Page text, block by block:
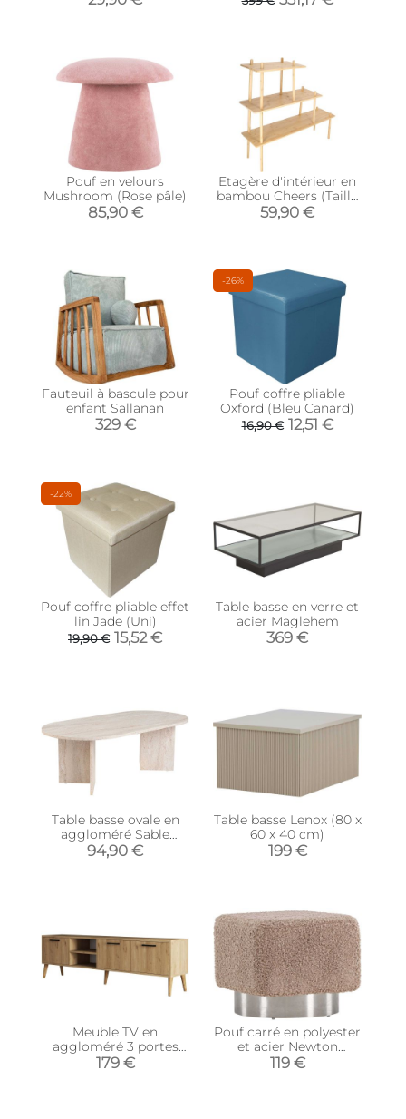
Pouf en velours
Mushroom (Rose pâle)
85,90 €
Etagère d'intérieur en
bambou Cheers (Taille
L)
59,90 €
Fauteuil à bascule pour
enfant Sallanan
329 €
-26%
Pouf coffre pliable
Oxford (Bleu Canard)
16,90 € 12,51 €
-22%
Pouf coffre pliable effet
lin Jade (Uni)
19,90 € 15,52 €
Table basse en verre et
acier Maglehem
369 €
Table basse ovale en
aggloméré Sable
(Marbré Travertine)
94,90 €
Table basse Lenox (80 x
60 x 40 cm)
199 €
Meuble TV en
aggloméré 3 portes
Exxen
179 €
Pouf carré en polyester
et acier Newton
(Marron)
119 €